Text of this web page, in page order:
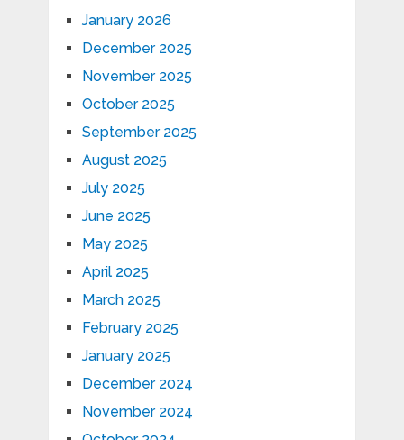
January 2026
December 2025
November 2025
October 2025
September 2025
August 2025
July 2025
June 2025
May 2025
April 2025
March 2025
February 2025
January 2025
December 2024
November 2024